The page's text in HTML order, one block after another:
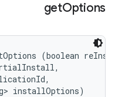
getOptions
(boolean
installOptions)